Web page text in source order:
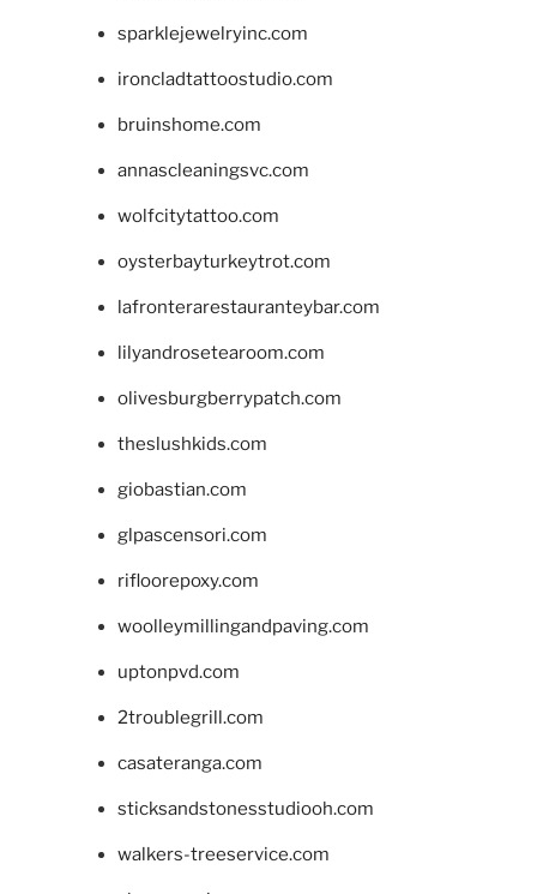
sparklejewelryinc.com
ironcladtattoostudio.com
bruinshome.com
annascleaningsvc.com
wolfcitytattoo.com
oysterbayturkeytrot.com
lafronterarestauranteybar.com
lilyandrosetearoom.com
olivesburgberrypatch.com
theslushkids.com
giobastian.com
glpascensori.com
rifloorepoxy.com
woolleymillingandpaving.com
uptonpvd.com
2troublegrill.com
casateranga.com
sticksandstonesstudiooh.com
walkers-treeservice.com